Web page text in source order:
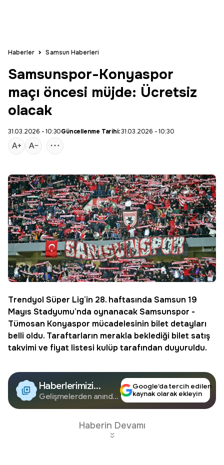
Haberler Samsun Haberleri
Samsunspor-Konyaspor
maçı öncesi müjde: Ücretsiz
olacak
31.03.2026 - 10:30Güncellenme Tarihi:31.03.2026 - 10:30
Trendyol Süper Lig’in 28. haftasında Samsun 19
Mayıs Stadyumu’nda oynanacakSamsunspor -
Tümosan Konyaspor mücadelesinin bilet detayları
belli oldu. Taraftarların merakla beklediği bilet satış
takvimi ve fiyat listesi kulüp tarafından duyuruldu.
Haberlerimizi
Google'da Takip
Edin
Gelişmelerden anında
Google’da tercih edilen
kaynak olarak ekleyin
Haberin Devamı